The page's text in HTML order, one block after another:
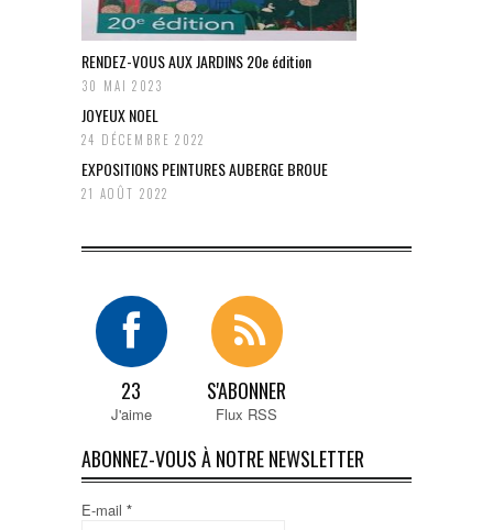
RENDEZ-VOUS AUX JARDINS 20e édition
30 MAI 2023
JOYEUX NOEL
24 DÉCEMBRE 2022
EXPOSITIONS PEINTURES AUBERGE BROUE
21 AOÛT 2022
23
J'aime
S'ABONNER
Flux RSS
ABONNEZ-VOUS À NOTRE NEWSLETTER
E-mail *